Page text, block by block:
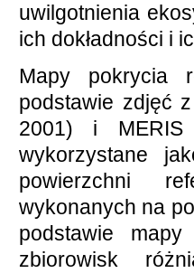
uwilgotnienia
ich dokładności i
Mapy pokrycia
podstawie zdjęć
2001) i
wykorzystane
powierzchni
wykonanych na
podstawie
zbiorowisk